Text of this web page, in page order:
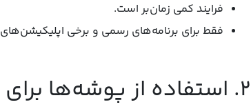
فرایند کمی زمان‌بر است.
فقط برای برنامه‌های رسمی و برخی اپلیکیشن‌های App Store قابل استفاده است.
۲. استفاده از پوشه‌ها برای مخفی کردن برنامه ها در آیفون